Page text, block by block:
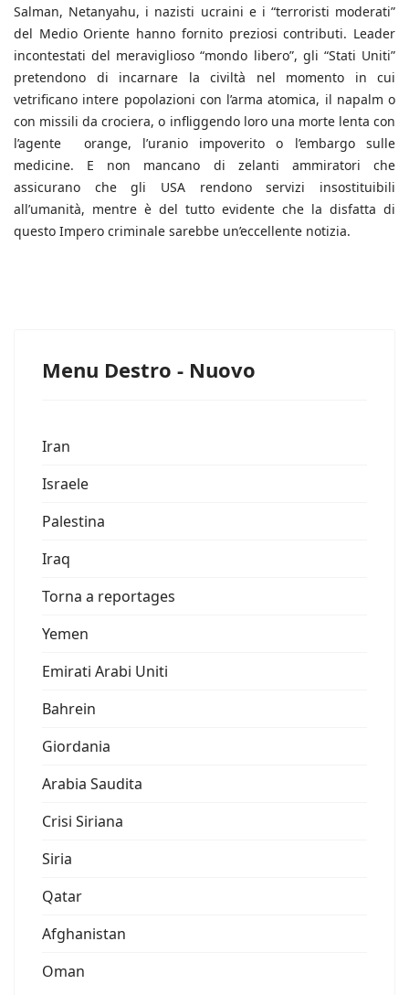
Salman, Netanyahu, i nazisti ucraini e i “terroristi moderati”
del Medio Oriente hanno fornito preziosi contributi. Leader
incontestati del meraviglioso “mondo libero”, gli “Stati Uniti”
pretendono di incarnare la civiltà nel momento in cui
vetrificano intere popolazioni con l’arma atomica, il napalm o
con missili da crociera, o infliggendo loro una morte lenta con
l’agente orange, l’uranio impoverito o l’embargo sulle
medicine. E non mancano di zelanti ammiratori che
assicurano che gli USA rendono servizi insostituibili
all’umanità, mentre è del tutto evidente che la disfatta di
questo Impero criminale sarebbe un’eccellente notizia.
Menu Destro - Nuovo
Iran
Israele
Palestina
Iraq
Torna a reportages
Yemen
Emirati Arabi Uniti
Bahrein
Giordania
Arabia Saudita
Crisi Siriana
Siria
Qatar
Afghanistan
Oman